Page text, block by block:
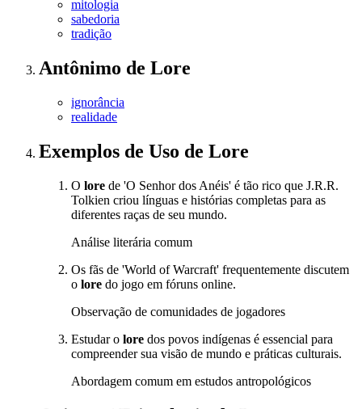
mitologia
sabedoria
tradição
Antônimo de Lore
ignorância
realidade
Exemplos de Uso de Lore
O lore de 'O Senhor dos Anéis' é tão rico que J.R.R.
Tolkien criou línguas e histórias completas para as
diferentes raças de seu mundo.
Análise literária comum
Os fãs de 'World of Warcraft' frequentemente discutem
o lore do jogo em fóruns online.
Observação de comunidades de jogadores
Estudar o lore dos povos indígenas é essencial para
compreender sua visão de mundo e práticas culturais.
Abordagem comum em estudos antropológicos